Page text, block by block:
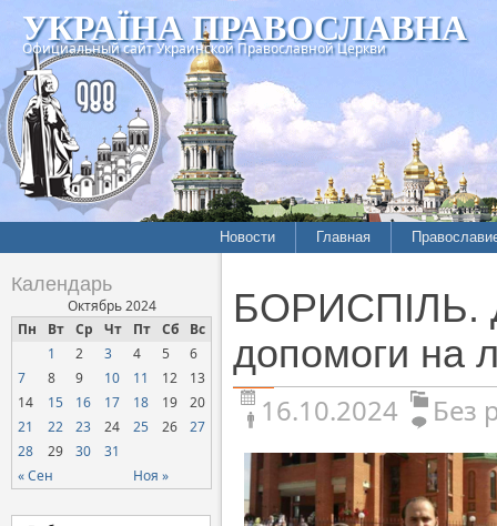
УКРАЇНА ПРАВОСЛАВНА
Официальный сайт Украинской Православной Церкви
Новости Главная
Календарь
Октябрь 2024
Пн
Вт Ср Чт Пт Сб Вс
« Сен Ноя »
1 2 3 4 5
6
7
8 9 10 11 12
13
14
15 16 17 18 19
20
21
22 23 24 25 26
27
28
29 30 31
БОРИСПІЛЬ.
допомоги на
16.10.2024 Без